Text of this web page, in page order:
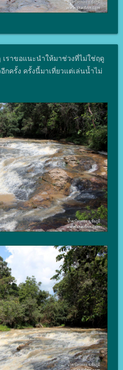
ราขอแนะนำให้มาช่วงที่ไม่ใช่ฤดู
กครั้ง ครั้งนี้มาเที่ยวแต่เล่นน้ำไม่